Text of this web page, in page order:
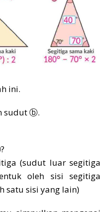
ini.
sudut ⓑ.
(sudut luar segitiga
oleh sisi segitiga
satu sisi yang lain)